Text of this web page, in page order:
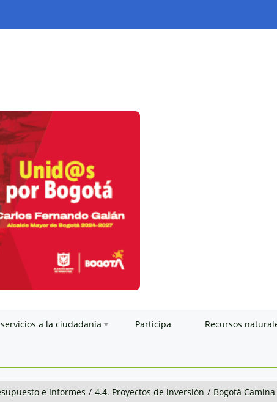
a la ciudadanía Participa Recursos
e Informes / 4.4. Proyectos de inversión / Bogotá